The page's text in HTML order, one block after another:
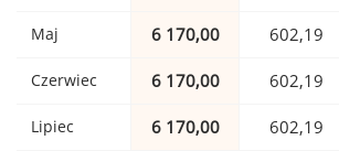
Maj 6 170,00 602,19
Czerwiec 6 170,00 602,19
Lipiec 6 170,00 602,19